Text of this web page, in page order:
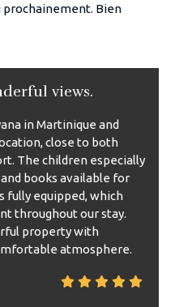
prochainement. Bien
views.
in Martinique and
close to both
The children especially
books available for
fully equipped, which
throughout our stay.
property with
atmosphere.